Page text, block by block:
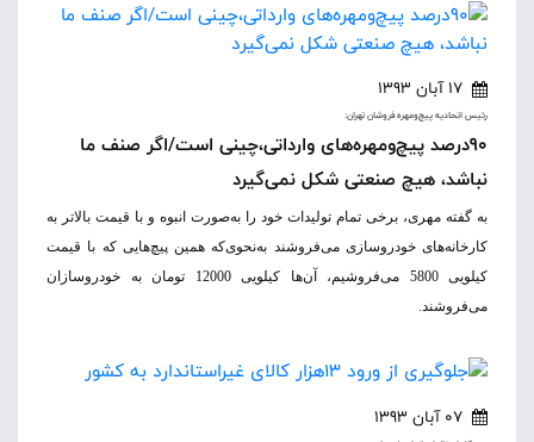
17 آبان 1393
رئيس اتحاديه پيچ‌و‌مهره فروشان تهران:
90درصد پیچ‌و‌مهره‌های وارداتی،چینی است/اگر صنف ما
نباشد، هیچ صنعتی شکل نمی‌گیرد
به گفته مهری، برخی تمام تولیدات خود را به‌صورت انبوه و با قیمت بالاتر به
کارخانه‌های خودروسازی می‌فروشند به‌نحوی‌که همین پیچ‌هایی که با قیمت
کیلویی 5800 می‌فروشیم، آن‌ها کیلویی 12000 تومان به خودروسازان
می‌فروشند.
07 آبان 1393